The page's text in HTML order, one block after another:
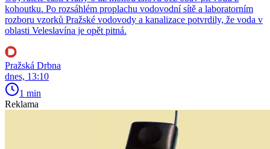
kohoutku. Po rozsáhlém proplachu vodovodní sítě a laboratorním
rozboru vzorků Pražské vodovody a kanalizace potvrdily, že voda v
oblasti Veleslavína je opět pitná.
Pražská Drbna
dnes, 13:10
1 min
Reklama